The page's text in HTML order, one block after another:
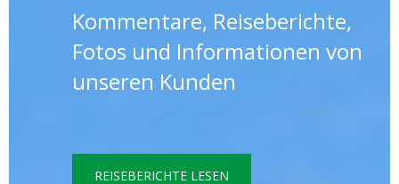
Kommentare, Reiseberichte,
Fotos und Informationen von
unseren Kunden
REISEBERICHTE LESEN